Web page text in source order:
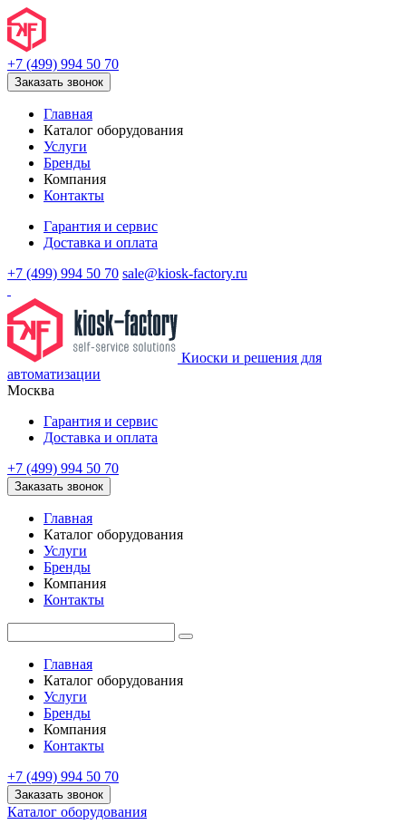
+7 (499) 994 50 70
Заказать звонок
Главная
Каталог оборудования
Услуги
Бренды
Компания
Контакты
Гарантия и сервис
Доставка и оплата
+7 (499) 994 50 70 sale@kiosk-factory.ru
Киоски и решения для
автоматизации
Москва
Гарантия и сервис
Доставка и оплата
+7 (499) 994 50 70
Заказать звонок
Главная
Каталог оборудования
Услуги
Бренды
Компания
Контакты
Главная
Каталог оборудования
Услуги
Бренды
Компания
Контакты
+7 (499) 994 50 70
Заказать звонок
Каталог оборудования